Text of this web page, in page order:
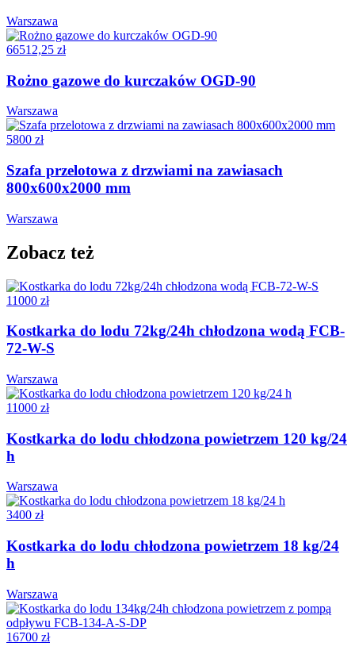
Warszawa
66512,25 zł
Rożno gazowe do kurczaków OGD-90
Warszawa
5800 zł
Szafa przelotowa z drzwiami na zawiasach
800x600x2000 mm
Warszawa
Zobacz też
11000 zł
Kostkarka do lodu 72kg/24h chłodzona wodą FCB-
72-W-S
Warszawa
11000 zł
Kostkarka do lodu chłodzona powietrzem 120 kg/24
h
Warszawa
3400 zł
Kostkarka do lodu chłodzona powietrzem 18 kg/24
h
Warszawa
16700 zł